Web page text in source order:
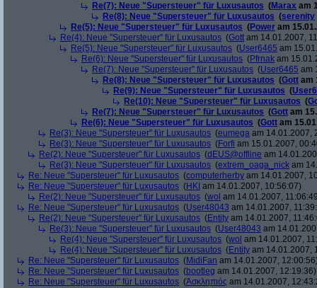
Re(7): Neue "Supersteuer" für Luxusautos (Marax am
Re(8): Neue "Supersteuer" für Luxusautos (serenity
Re(5): Neue "Supersteuer" für Luxusautos (Power am
Re(4): Neue "Supersteuer" für Luxusautos (Gott am 14.01.2007,
Re(5): Neue "Supersteuer" für Luxusautos (User6465 am
Re(6): Neue "Supersteuer" für Luxusautos (Pfrnak am
Re(7): Neue "Supersteuer" für Luxusautos (User6465 am
Re(8): Neue "Supersteuer" für Luxusautos (Gott am
Re(9): Neue "Supersteuer" für Luxusautos (
Re(10): Neue "Supersteuer" für Luxusautos (
Re(7): Neue "Supersteuer" für Luxusautos (Gott am
Re(6): Neue "Supersteuer" für Luxusautos (Gott am
Re(3): Neue "Supersteuer" für Luxusautos (eumega am 14.01.2007,
Re(3): Neue "Supersteuer" für Luxusautos (Forfi am 15.01.2007,
Re(2): Neue "Supersteuer" für Luxusautos (dEUS@offline am
Re(3): Neue "Supersteuer" für Luxusautos (extrem_oaga_nick am
Re: Neue "Supersteuer" für Luxusautos (computerherby am 14.01.2007,
Re: Neue "Supersteuer" für Luxusautos (HKI am 14.01.2007, 10:56:07)
Re(2): Neue "Supersteuer" für Luxusautos (wol am 14.01.2007,
Re: Neue "Supersteuer" für Luxusautos (User48043 am 14.01.2007,
Re(2): Neue "Supersteuer" für Luxusautos (Entity am 14.01.2007,
Re(3): Neue "Supersteuer" für Luxusautos (User48043 am
Re(4): Neue "Supersteuer" für Luxusautos (wol am 14.01.2007,
Re(4): Neue "Supersteuer" für Luxusautos (Entity am 14.01.2007,
Re: Neue "Supersteuer" für Luxusautos (MidiFan am 14.01.2007,
Re: Neue "Supersteuer" für Luxusautos (bootleg am 14.01.2007, 12:19:36)
Re: Neue "Supersteuer" für Luxusautos (Ἀσκληπιός am 14.01.2007,